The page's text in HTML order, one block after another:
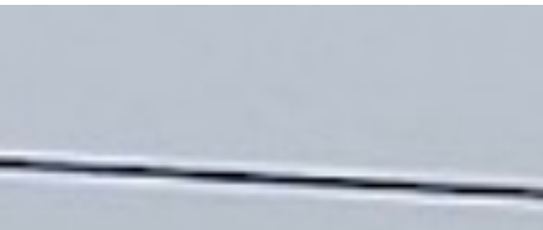
für Event, VIP Begleitung, Rad-/ Ski-
Anfrage Großraumtaxi oder Kleinbus